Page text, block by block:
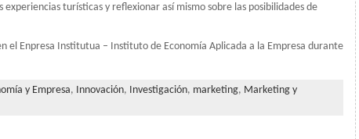
turísticas y reflexionar así mismo sobre las posibilidades de
el Enpresa Institutua – Instituto de Economía Aplicada a la Empresa durante
y Empresa, Innovación, Investigación, marketing, Marketing y